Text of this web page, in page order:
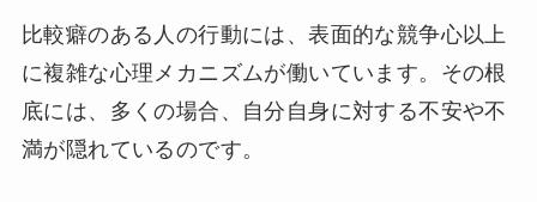
比較癖のある人の行動には、表面的な競争心以上
に複雑な心理メカニズムが働いています。その根
底には、多くの場合、自分自身に対する不安や不
満が隠れているのです。